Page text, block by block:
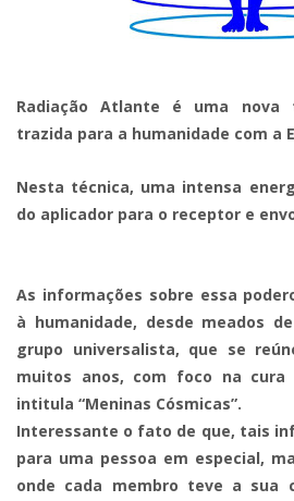
Radiação Atlante é uma nova
trazida para a humanidade com a
Nesta técnica, uma intensa
do aplicador para o receptor e
As informações sobre essa
à humanidade, desde meados
grupo universalista, que se
muitos anos, com foco na
intitula “Meninas Cósmicas”.
Interessante o fato de que, tais
para uma pessoa em especial,
onde cada membro teve a sua